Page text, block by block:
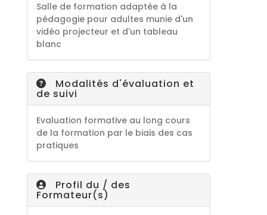
Salle de formation adaptée à la
pédagogie pour adultes munie d'un
vidéo projecteur et d'un tableau
blanc
Modalités d'évaluation et
de suivi
Evaluation formative au long cours
de la formation par le biais des cas
pratiques
Profil du / des
Formateur(s)